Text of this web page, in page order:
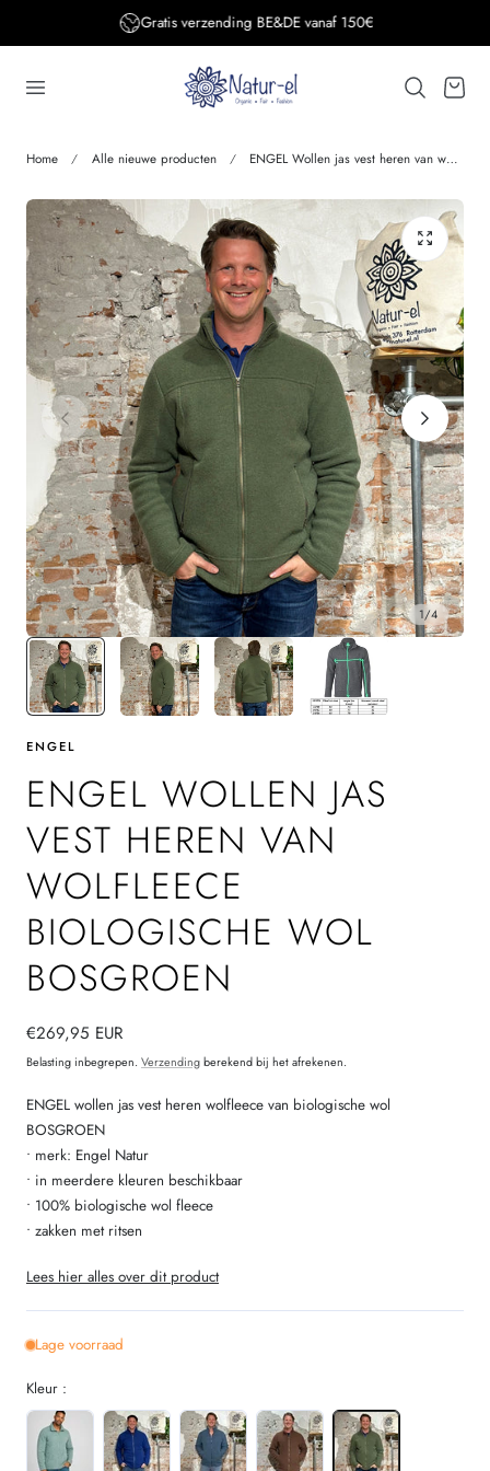
Gratis verzending BE&DE vanaf 150€
Home Alle nieuwe producten ENGEL Wollen jas vest heren van wolfleece biologische wol BOSGROEN
1/4
ENGEL
ENGEL WOLLEN JAS
VEST HEREN VAN
WOLFLEECE
BIOLOGISCHE WOL
BOSGROEN
Normale
prijs
€269,95 EUR
Belasting inbegrepen. Verzendingberekend bij het afrekenen.
ENGEL wollen jas vest heren wolfleece van biologische wol
BOSGROEN
• merk: Engel Natur
• in meerdere kleuren beschikbaar
• 100% biologische wol fleece
• zakken met ritsen
Lees hier alles over dit product
Lage voorraad
Kleur :